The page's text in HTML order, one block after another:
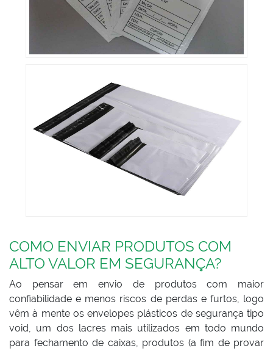
COMO ENVIAR PRODUTOS COM
ALTO VALOR EM SEGURANÇA?
Ao pensar em envio de produtos com maior
confiabilidade e menos riscos de perdas e furtos, logo
vêm à mente os envelopes plásticos de segurança tipo
void, um dos lacres mais utilizados em todo mundo
para fechamento de caixas, produtos (a fim de provar